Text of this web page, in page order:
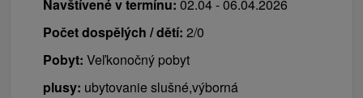
Navštívené v termínu: 02.04 - 06.04.2026
Počet dospělých / dětí: 2/0
Pobyt: Veľkonočný pobyt
plusy: ubytovanie slušné,výborná